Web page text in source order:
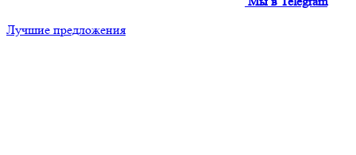
Лучшие предложения